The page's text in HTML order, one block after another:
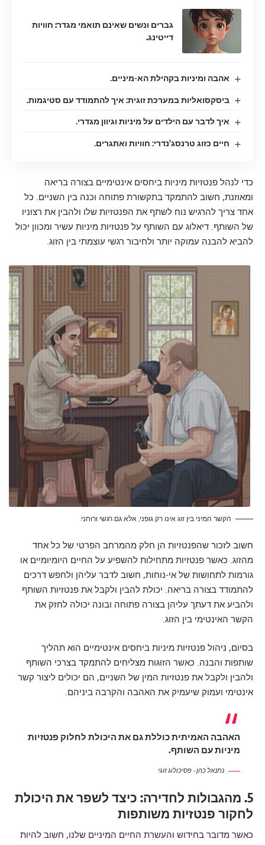
גברים ונשים שאינם תואמי מגדר: חוויות
דייטינג.
אהבה ומיניות בקהילת הא-מיניים.
ביסקסואליות במערכת זוגית: איך להתמודד עם סטיגמות.
איך לדבר עם הילדים על מיניות וגיוון מגדרי.
חיים כזוג טרנסג'נדרי: חוויות ואתגרים.
כדי לנהל פנטזיות מיניות ביחסים אינטימיים בצורה בריאה
ומאוזנת, חשוב להתמקד בתקשורת פתוחה וכנה בין השניים. כל
אחד צריך להרגיש נוח לשתף את הפנטזיות שלו ולהבין את רצוניו
של השותף. דיאלוג עם השותף על פנטזיות מיניות עשיר ומכוון יכול
להביא להבנה עמוקה יותר ולחיבור רגשי עוצמתי בין הזוג.
הקשר המיני בין זוג אינו רק גופני, אלא גם רגשי ורוחני.
חשוב לזכור שהפנטזיות הן חלק מהמרחב הפרטי של כל אחד
מהזוג. כאשר פנטזיות מתחילות להשפיע על החיים היומיומיים או
גורמות לתחושות של אי-נוחות, חשוב לדבר עליהן ולחפש דרכים
להתמודד בצורה בריאה. יכולת להבין ולקבל את פנטזיות השותף
ולהביע את דעתך עליהן בצורה פתוחה ובונה יכולה לחזק את
הקשר האינטימי בין הזוג.
בסיום, ניהול פנטזיות מיניות ביחסים אינטימיים הוא תהליך
שותפות והבנה. כאשר הזוגות מצליחים להתמקד בצרכי השותף
ולהבין ולקבל את פנטזיות המין של השניים, הם יכולים ליצור קשר
אינטימי ועמוק שיעמיק את האהבה והקרבה ביניהם.
האהבה האמיתית כוללת גם את היכולת לחלוק פנטזיות
מיניות עם השותף.
נתנאל כהן – פסיכולוג זוגי
5. מהגבולות לחדירה: כיצד לשפר את היכולת
לחקור פנטזיות משותפות
כאשר מדובר בחידוש והעשרת החיים המיניים שלנו, חשוב להיות